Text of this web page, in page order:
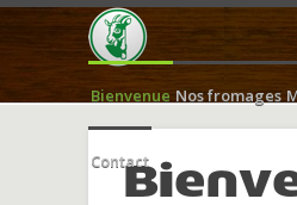
Bienvenue Nos fromages
Contact